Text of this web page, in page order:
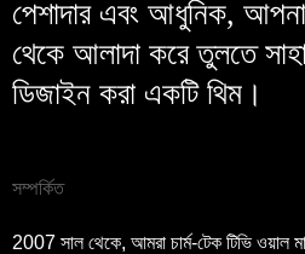
পেশাদার এবং আধুনিক,
থেকে আলাদা করে তুলতে
ডিজাইন করা একটি থিম।
সম্পর্কিত
2007 সাল থেকে, আমরা চার্ম-টেক টিভি ওয়াল